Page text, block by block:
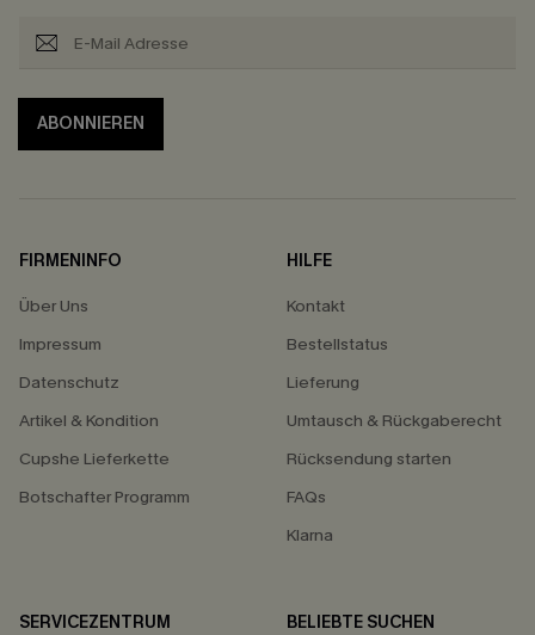
ABONNIEREN
FIRMENINFO
Über Uns
Impressum
Datenschutz
Artikel & Kondition
Cupshe Lieferkette
Botschafter Programm
HILFE
Kontakt
Bestellstatus
Lieferung
Umtausch & Rückgaberecht
Rücksendung starten
FAQs
Klarna
SERVICEZENTRUM
BELIEBTE SUCHEN